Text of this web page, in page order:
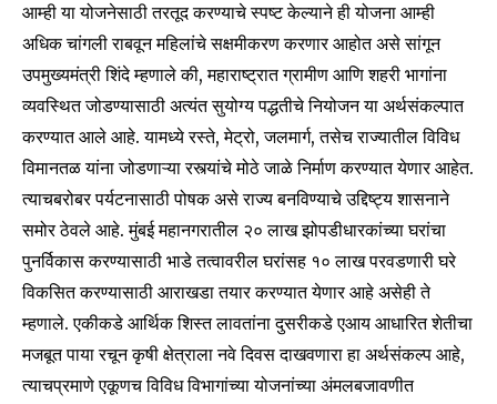
आम्ही या योजनेसाठी तरतूद करण्याचे स्पष्ट केल्याने ही योजना आम्ही
अधिक चांगली राबवून महिलांचे सक्षमीकरण करणार आहोत असे सांगून
उपमुख्यमंत्री शिंदे म्हणाले की, महाराष्ट्रात ग्रामीण आणि शहरी भागांना
व्यवस्थित जोडण्यासाठी अत्यंत सुयोग्य पद्धतीचे नियोजन या अर्थसंकल्पात
करण्यात आले आहे. यामध्ये रस्ते, मेट्रो, जलमार्ग, तसेच राज्यातील विविध
विमानतळ यांना जोडणाऱ्या रस्त्यांचे मोठे जाळे निर्माण करण्यात येणार आहेत.
त्याचबरोबर पर्यटनासाठी पोषक असे राज्य बनविण्याचे उद्दिष्ट्य शासनाने
समोर ठेवले आहे. मुंबई महानगरातील २० लाख झोपडीधारकांच्या घरांचा
पुनर्विकास करण्यासाठी भाडे तत्वावरील घरांसह १० लाख परवडणारी घरे
विकसित करण्यासाठी आराखडा तयार करण्यात येणार आहे असेही ते
म्हणाले. एकीकडे आर्थिक शिस्त लावतांना दुसरीकडे एआय आधारित शेतीचा
मजबूत पाया रचून कृषी क्षेत्राला नवे दिवस दाखवणारा हा अर्थसंकल्प आहे,
त्याचप्रमाणे एकूणच विविध विभागांच्या योजनांच्या अंमलबजावणीत